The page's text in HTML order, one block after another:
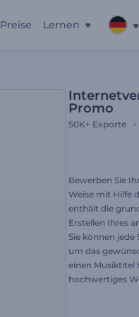
Preise Lernen
Promo
50K+ Exporte
Bewerben Sie
Weise mit Hilfe
enthält die
Erstellen Ihres
Sie können jede
um das
einen Musiktitel
hochwertiges